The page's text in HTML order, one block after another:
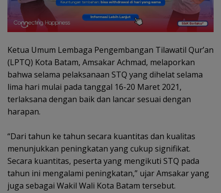
Ketua Umum Lembaga Pengembangan Tilawatil Qur’an
(LPTQ) Kota Batam, Amsakar Achmad, melaporkan
bahwa selama pelaksanaan STQ yang dihelat selama
lima hari mulai pada tanggal 16-20 Maret 2021,
terlaksana dengan baik dan lancar sesuai dengan
harapan.
“Dari tahun ke tahun secara kuantitas dan kualitas
menunjukkan peningkatan yang cukup signifikat.
Secara kuantitas, peserta yang mengikuti STQ pada
tahun ini mengalami peningkatan,” ujar Amsakar yang
juga sebagai Wakil Wali Kota Batam tersebut.